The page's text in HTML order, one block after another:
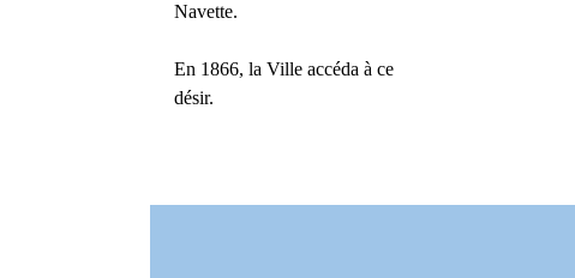
Navette.
En 1866, la Ville accéda à ce
désir.